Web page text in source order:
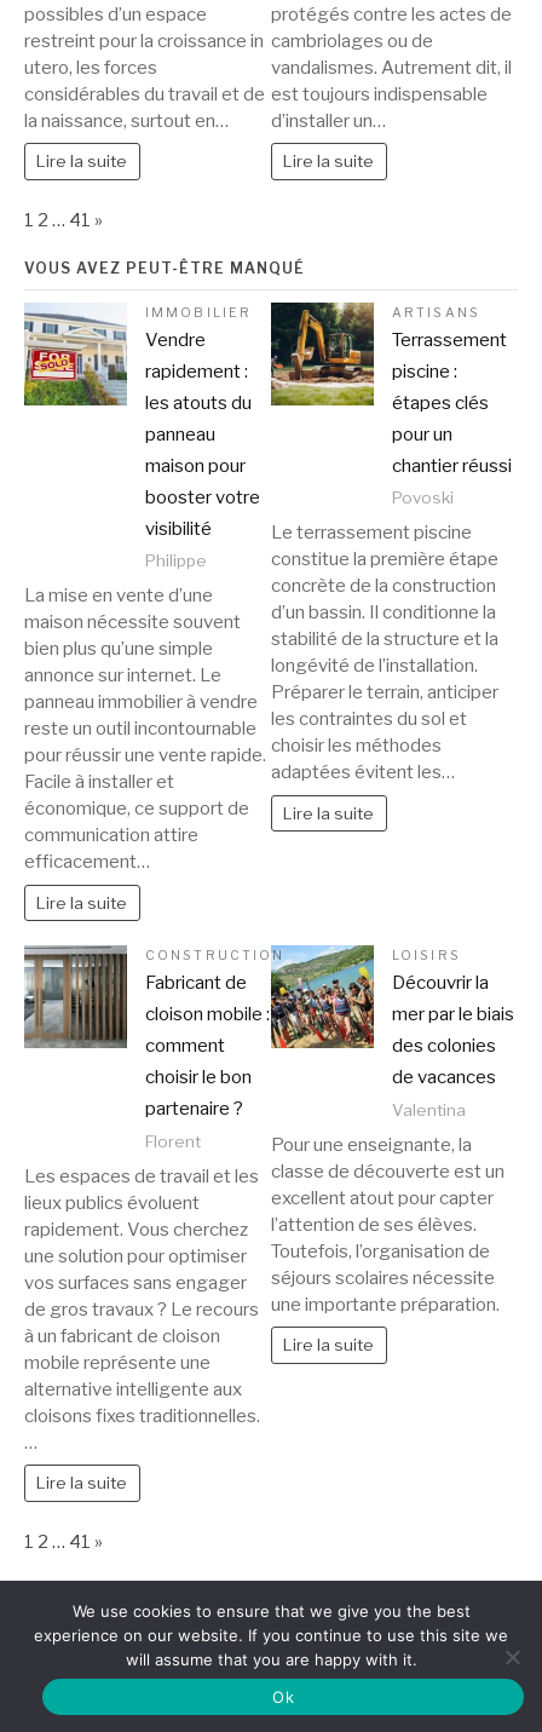
possibles d’un espace
restreint pour la croissance in
utero, les forces
considérables du travail et de
la naissance, surtout en…
Lire la suite
protégés contre les actes de
cambriolages ou de
vandalismes. Autrement dit, il
est toujours indispensable
d’installer un…
Lire la suite
Page:
1 2 … 41 Next
»
VOUS AVEZ PEUT-ÊTRE MANQUÉ
IMMOBILIER
Vendre
rapidement :
les atouts du
panneau
maison pour
booster votre
visibilité
Philippe
La mise en vente d’une
maison nécessite souvent
bien plus qu’une simple
annonce sur internet. Le
panneau immobilier à vendre
reste un outil incontournable
pour réussir une vente rapide.
Facile à installer et
économique, ce support de
communication attire
efficacement…
Lire la suite
ARTISANS
Terrassement
piscine :
étapes clés
pour un
chantier réussi
Povoski
Le terrassement piscine
constitue la première étape
concrète de la construction
d’un bassin. Il conditionne la
stabilité de la structure et la
longévité de l’installation.
Préparer le terrain, anticiper
les contraintes du sol et
choisir les méthodes
adaptées évitent les…
Lire la suite
CONSTRUCTION
Fabricant de
cloison mobile :
comment
choisir le bon
partenaire ?
Florent
Les espaces de travail et les
lieux publics évoluent
rapidement. Vous cherchez
une solution pour optimiser
vos surfaces sans engager
de gros travaux ? Le recours
à un fabricant de cloison
mobile représente une
alternative intelligente aux
cloisons fixes traditionnelles.
…
Lire la suite
LOISIRS
Découvrir la
mer par le biais
des colonies
de vacances
Valentina
Pour une enseignante, la
classe de découverte est un
excellent atout pour capter
l’attention de ses élèves.
Toutefois, l’organisation de
séjours scolaires nécessite
une importante préparation.
Lire la suite
Page:
1 2 … 41 Next
»
Copyright © PM Webzine quand l'information est digitale | Tous droits
réservés.
Thème Fashify par
We use cookies to ensure that we give you the best
experience on our website. If you continue to use this site we
will assume that you are happy with it.
Ok